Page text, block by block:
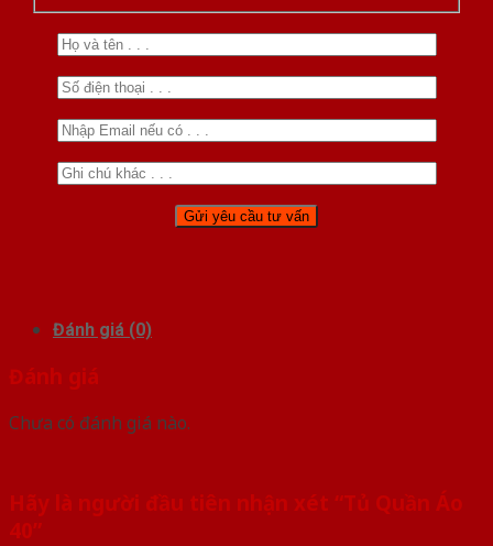
Đánh giá (0)
Đánh giá
Chưa có đánh giá nào.
Hãy là người đầu tiên nhận xét “Tủ Quần Áo
40”